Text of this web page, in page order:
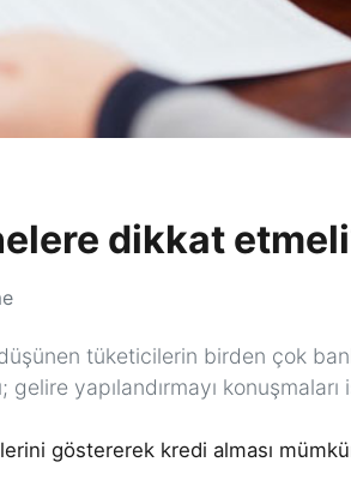
dikkat
tüketicilerin birden çok
yapılandırmayı
göstererek kredi alması